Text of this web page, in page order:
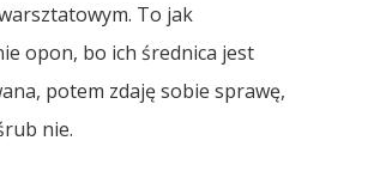
To jak
opon, bo ich średnica jest
potem zdaję sobie sprawę,
nie.